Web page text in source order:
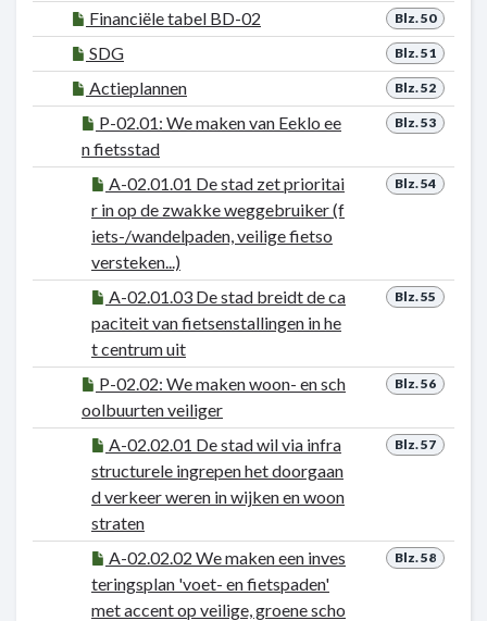
Blz. 50
Financiële tabel BD-02
Blz. 51
SDG
Blz. 52
Actieplannen
Blz. 53
P-02.01: We maken van Eeklo ee
n fietsstad
Blz. 54
A-02.01.01 De stad zet prioritai
r in op de zwakke weggebruiker (f
iets-/wandelpaden, veilige fietso
versteken...)
Blz. 55
A-02.01.03 De stad breidt de ca
paciteit van fietsenstallingen in he
t centrum uit
Blz. 56
P-02.02: We maken woon- en sch
oolbuurten veiliger
Blz. 57
A-02.02.01 De stad wil via infra
structurele ingrepen het doorgaan
d verkeer weren in wijken en woon
straten
Blz. 58
A-02.02.02 We maken een inves
teringsplan 'voet- en fietspaden'
met accent op veilige, groene scho